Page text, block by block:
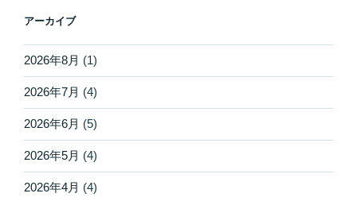
アーカイブ
2026年8月 (1)
2026年7月 (4)
2026年6月 (5)
2026年5月 (4)
2026年4月 (4)